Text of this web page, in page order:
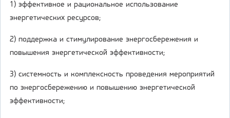
1) эффективное и рациональное использование
энергетических ресурсов;
2) поддержка и стимулирование энергосбережения и
повышения энергетической эффективности;
3) системность и комплексность проведения мероприятий
по энергосбережению и повышению энергетической
эффективности;